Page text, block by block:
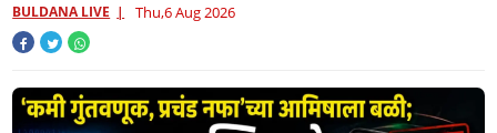
BULDANA LIVE Thu,6 Aug 2026